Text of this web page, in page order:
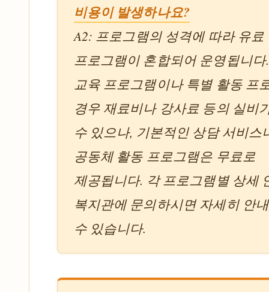
비용이 발생하나요?
A2: 프로그램의 성격에 따라 유료
프로그램이 혼합되어 운영됩니
교육 프로그램이나 특별 활동 프
경우 재료비나 강사료 등의 실비
수 있으나, 기본적인 상담 서비스
공동체 활동 프로그램은 무료로
제공됩니다. 각 프로그램별 상세
복지관에 문의하시면 자세히 안
수 있습니다.